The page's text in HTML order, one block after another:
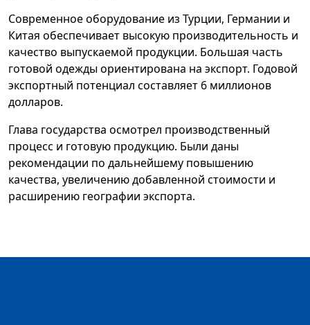
Современное оборудование из Турции, Германии и
Китая обеспечивает высокую производительность и
качество выпускаемой продукции. Большая часть
готовой одежды ориентирована на экспорт. Годовой
экспортный потенциал составляет 6 миллионов
долларов.
Глава государства осмотрел производственный
процесс и готовую продукцию. Были даны
рекомендации по дальнейшему повышению
качества, увеличению добавленной стоимости и
расширению географии экспорта.